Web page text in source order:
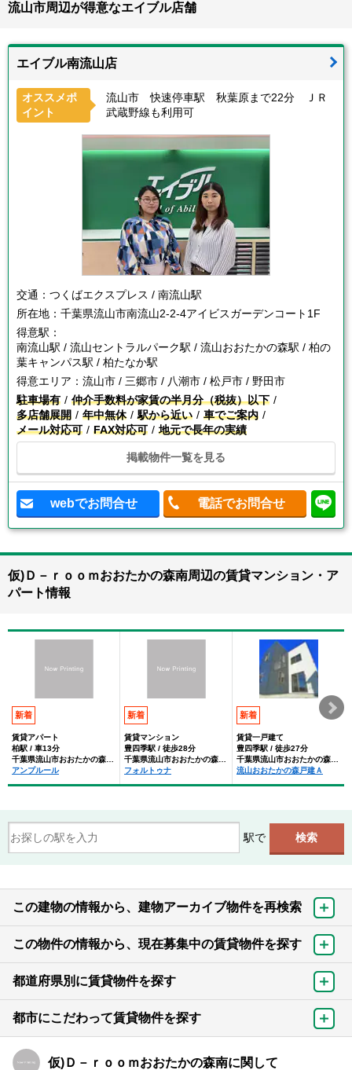
流山市周辺が得意なエイブル店舗
エイブル南流山店
オススメポ
イント
流山市 快速停車駅 秋葉原まで22分 ＪＲ
武蔵野線も利用可
交通： つくばエクスプレス / 南流山駅
所在地： 千葉県流山市南流山2-2-4アイビスガーデンコート1F
得意駅：
南流山駅 / 流山セントラルパーク駅 / 流山おおたかの森駅 / 柏の
葉キャンパス駅 / 柏たなか駅
得意エリア： 流山市 / 三郷市 / 八潮市 / 松戸市 / 野田市
駐車場有
仲介手数料が家賃の半月分（税抜）以下
多店舗展開
年中無休 駅から近い
車でご案内
メール対応可
FAX対応可 地元で長年の実績
掲載物件一覧を見る
webでお問合せ 電話でお問合せ
仮)Ｄ－ｒｏｏｍおおたかの森南周辺の賃貸マンション・ア
パート情報
新着
賃貸アパート
柏駅 / 車13分
アンプルール
新着
賃貸マンション
豊四季駅 / 徒歩28分
フォルトゥナ
新着
賃貸一戸建て
豊四季駅 / 徒歩27分
流山おおたかの森戸建Ａ
駅で
この建物の情報から、建物アーカイブ物件を再検索
この物件の情報から、現在募集中の賃貸物件を探す
都道府県別に賃貸物件を探す
都市にこだわって賃貸物件を探す
仮)Ｄ－ｒｏｏｍおおたかの森南に関して